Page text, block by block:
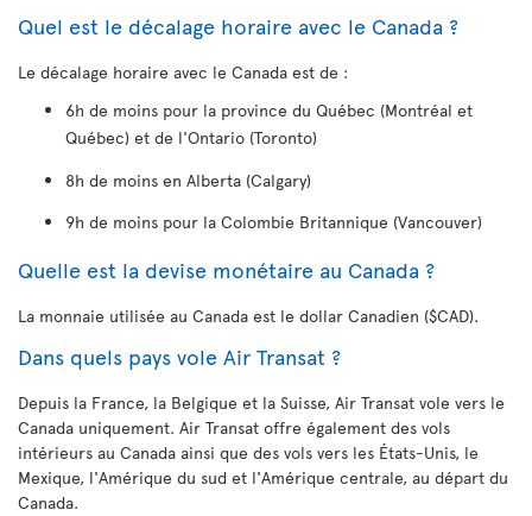
Quel est le décalage horaire avec le Canada ?
Le décalage horaire avec le Canada est de :
6h de moins pour la province du Québec (Montréal et
Québec) et de l'Ontario (Toronto)
8h de moins en Alberta (Calgary)
9h de moins pour la Colombie Britannique (Vancouver)
Quelle est la devise monétaire au Canada ?
La monnaie utilisée au Canada est le dollar Canadien ($CAD).
Dans quels pays vole Air Transat ?
Depuis la France, la Belgique et la Suisse, Air Transat vole vers le
Canada uniquement. Air Transat offre également des vols
intérieurs au Canada ainsi que des vols vers les États-Unis, le
Mexique, l'Amérique du sud et l'Amérique centrale, au départ du
Canada.